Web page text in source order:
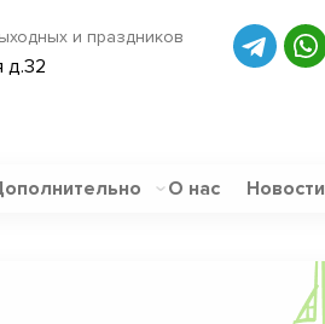
и праздников
д.32
О нас Новости